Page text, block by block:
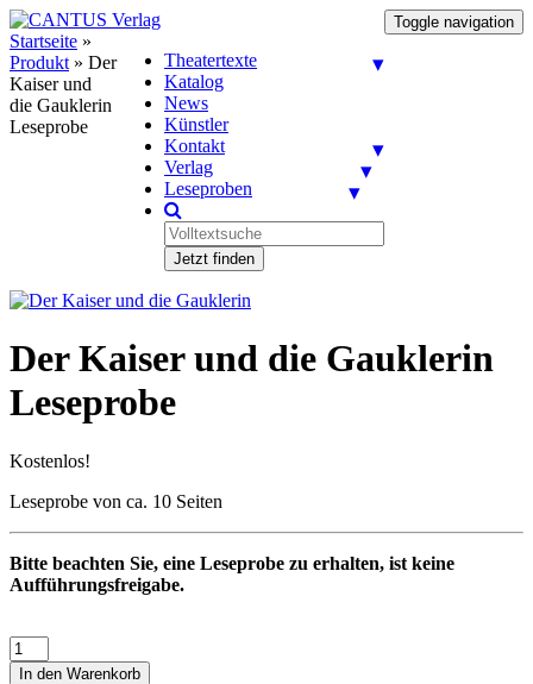
Toggle navigation
Theatertexte
Katalog
News
Künstler
Kontakt
Verlag
Leseproben
Jetzt finden
Startseite »
Produkt » Der
Kaiser und
die Gauklerin
Leseprobe
Der Kaiser und die Gauklerin
Leseprobe
Kostenlos!
Leseprobe von ca. 10 Seiten
Bitte beachten Sie, eine Leseprobe zu erhalten, ist keine
Aufführungsfreigabe.
In den Warenkorb